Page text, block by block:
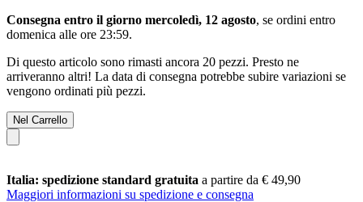
Consegna entro il giorno mercoledì, 12 agosto, se ordini entro
domenica alle ore 23:59.
Di questo articolo sono rimasti ancora 20 pezzi. Presto ne
arriveranno altri! La data di consegna potrebbe subire variazioni se
vengono ordinati più pezzi.
Nel Carrello
Italia: spedizione standard gratuita a partire da € 49,90
Maggiori informazioni su spedizione e consegna